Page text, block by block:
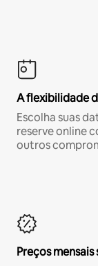
A flexibilidade
Escolha suas
reserve online
outros
Preços mensais